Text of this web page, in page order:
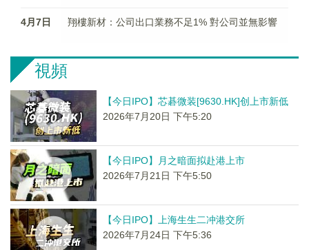
4月7日 翔樓新材：公司出口業務不足1% 對公司並無影響
視頻
【今日IPO】芯碁微装[9630.HK]创上市新低
2026年7月20日 下午5:20
【今日IPO】月之暗面拟赴港上市
2026年7月21日 下午5:50
【今日IPO】上海生生二冲港交所
2026年7月24日 下午5:36